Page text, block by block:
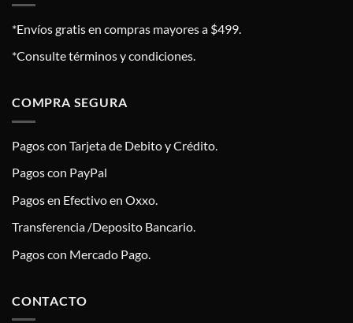
*Envíos gratis en compras mayores a $499.
*Consulte términos y condiciones.
COMPRA SEGURA
Pagos con Tarjeta de Debito y Crédito.
Pagos con PayPal
Pagos en Efectivo en Oxxo.
Transferencia /Deposito Bancario.
Pagos con Mercado Pago.
CONTACTO